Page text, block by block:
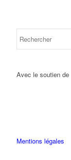
Avec le soutien de
Mentions légales